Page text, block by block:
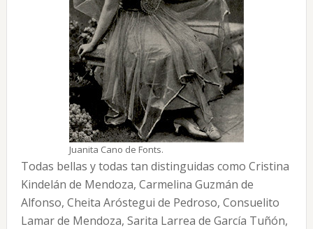
Juanita Cano de Fonts.
Todas bellas y todas tan distinguidas como Cristina
Kindelán de Mendoza, Carmelina Guzmán de
Alfonso, Cheita Aróstegui de Pedroso, Consuelito
Lamar de Mendoza, Sarita Larrea de García Tuñón,